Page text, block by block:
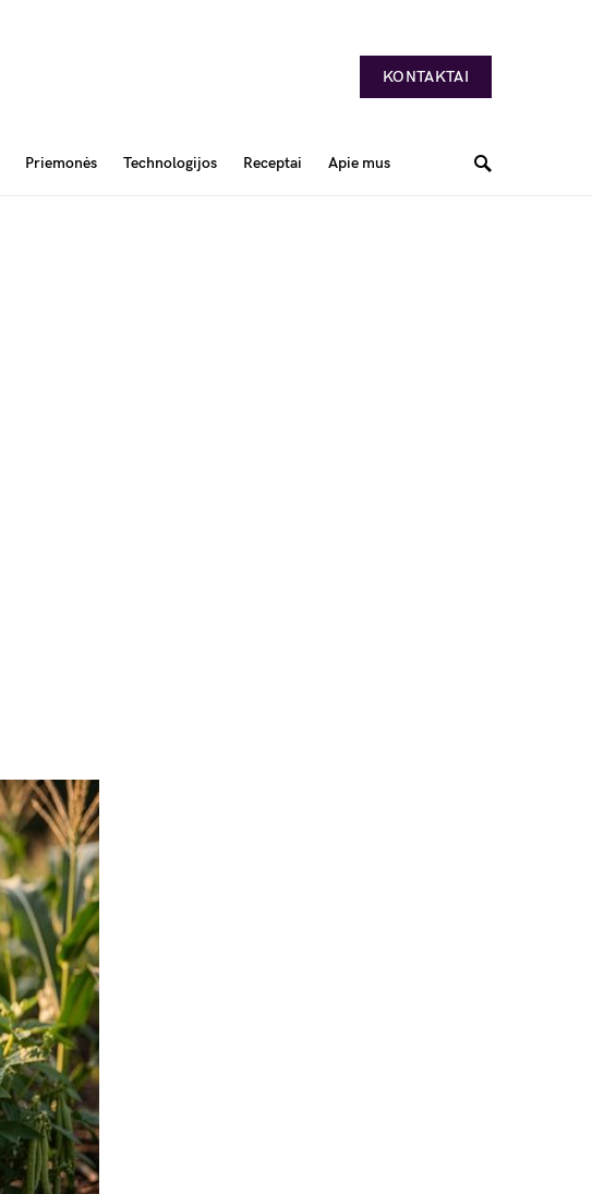
KONTAKTAI
Priemonės Technologijos Receptai Apie mus